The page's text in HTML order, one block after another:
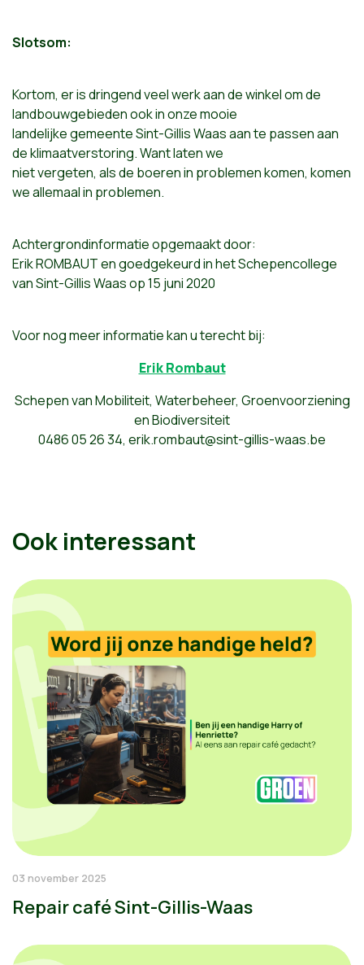
Slotsom:
Kortom, er is dringend veel werk aan de winkel om de
landbouwgebieden ook in onze mooie
landelijke gemeente Sint-Gillis Waas aan te passen aan
de klimaatverstoring. Want laten we
niet vergeten, als de boeren in problemen komen, komen
we allemaal in problemen.
Achtergrondinformatie opgemaakt door:
Erik ROMBAUT en goedgekeurd in het Schepencollege
van Sint-Gillis Waas op 15 juni 2020
Voor nog meer informatie kan u terecht bij:
Erik Rombaut
Schepen van Mobiliteit, Waterbeheer, Groenvoorziening
en Biodiversiteit
0486 05 26 34, erik.rombaut@sint-gillis-waas.be
Ook interessant
03 november 2025
Repair café Sint-Gillis-Waas